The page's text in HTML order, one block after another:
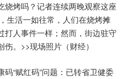
烧烤吗？记者连续两晚观察这座
生活一如往常，人们在烧烤摊
打人事件一样；然而，街边驻守
。>>现场照片（财经）
码“赋红码”问题：已转省卫健委